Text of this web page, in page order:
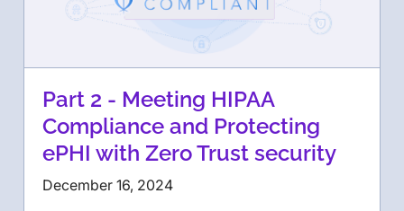
Part 2 - Meeting HIPAA
Compliance and Protecting
ePHI with Zero Trust security
December 16, 2024